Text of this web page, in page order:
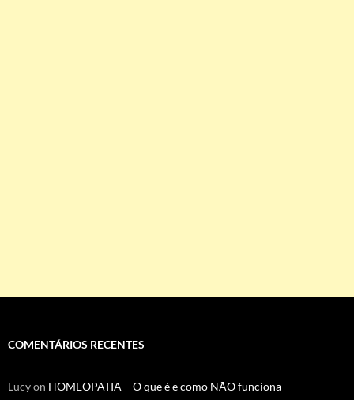
COMENTÁRIOS RECENTES
Lucyon HOMEOPATIA – O que é e como NÃO funciona